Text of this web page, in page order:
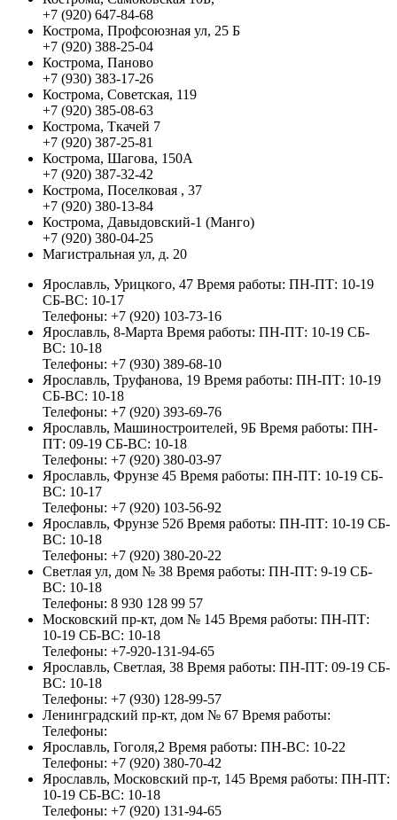
+7 (920) 647-84-68
Кострома, Профсоюзная ул, 25 Б
+7 (920) 388-25-04
Кострома, Паново
+7 (930) 383-17-26
Кострома, Советская, 119
+7 (920) 385-08-63
Кострома, Ткачей 7
+7 (920) 387-25-81
Кострома, Шагова, 150А
+7 (920) 387-32-42
Кострома, Поселковая , 37
+7 (920) 380-13-84
Кострома, Давыдовский-1 (Манго)
+7 (920) 380-04-25
Магистральная ул, д. 20
Ярославль, Урицкого, 47 Время работы: ПН-ПТ: 10-19
СБ-ВС: 10-17
Телефоны: +7 (920) 103-73-16
Ярославль, 8-Марта Время работы: ПН-ПТ: 10-19 СБ-
ВС: 10-18
Телефоны: +7 (930) 389-68-10
Ярославль, Труфанова, 19 Время работы: ПН-ПТ: 10-19
СБ-ВС: 10-18
Телефоны: +7 (920) 393-69-76
Ярославль, Машиностроителей, 9Б Время работы: ПН-
ПТ: 09-19 СБ-ВС: 10-18
Телефоны: +7 (920) 380-03-97
Ярославль, Фрунзе 45 Время работы: ПН-ПТ: 10-19 СБ-
ВС: 10-17
Телефоны: +7 (920) 103-56-92
Ярославль, Фрунзе 52б Время работы: ПН-ПТ: 10-19 СБ-
ВС: 10-18
Телефоны: +7 (920) 380-20-22
Светлая ул, дом № 38 Время работы: ПН-ПТ: 9-19 СБ-
ВС: 10-18
Телефоны: 8 930 128 99 57
Московский пр-кт, дом № 145 Время работы: ПН-ПТ:
10-19 СБ-ВС: 10-18
Телефоны: +7-920-131-94-65
Ярославль, Светлая, 38 Время работы: ПН-ПТ: 09-19 СБ-
ВС: 10-18
Телефоны: +7 (930) 128-99-57
Ленинградский пр-кт, дом № 67 Время работы:
Телефоны:
Ярославль, Гоголя,2 Время работы: ПН-ВС: 10-22
Телефоны: +7 (920) 380-70-42
Ярославль, Московский пр-т, 145 Время работы: ПН-ПТ:
10-19 СБ-ВС: 10-18
Телефоны: +7 (920) 131-94-65